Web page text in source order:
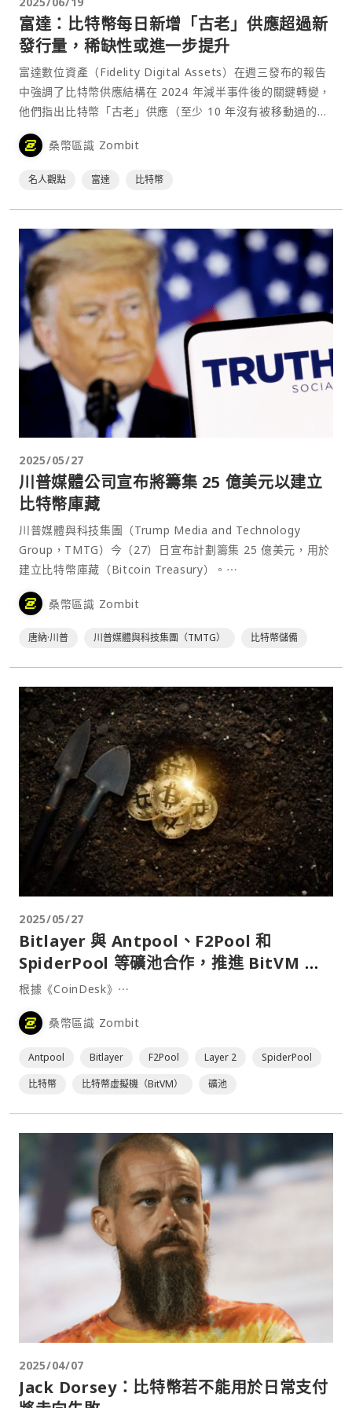
富達：比特幣每日新增「古老」供應超過新
發行量，稀缺性或進一步提升
富達數位資產（Fidelity Digital Assets）在週三發布的報告
中強調了比特幣供應結構在 2024 年減半事件後的關鍵轉變，
他們指出比特幣「古老」供應（至少 10 年沒有被移動過的比
特幣）已開始超過新挖出的比特幣數量，平均每天有 566 枚
比特幣進入古老供⋯
桑幣區識 Zombit
名人觀點 富達 比特幣
2025/05/27
川普媒體公司宣布將籌集 25 億美元以建立
比特幣庫藏
川普媒體與科技集團（Trump Media and Technology
Group，TMTG）今（27）日宣布計劃籌集 25 億美元，用於
建立比特幣庫藏（Bitcoin Treasury）。⋯
桑幣區識 Zombit
唐納·川普 川普媒體與科技集團（TMTG） 比特幣儲備
2025/05/27
Bitlayer 與 Antpool、F2Pool 和
SpiderPool 等礦池合作，推進 BitVM 技
術部署
根據《CoinDesk》⋯
桑幣區識 Zombit
Antpool Bitlayer F2Pool Layer 2
SpiderPool
比特幣
比特幣虛擬機（BitVM） 礦池
2025/04/07
Jack Dorsey：比特幣若不能用於日常支付